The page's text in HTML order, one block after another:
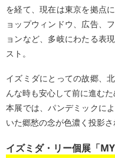
を経て、現在は東京を拠点
ョップウィンドウ、広告、
ョンなど、多岐にわたる表
スト。
イズミダにとっての故郷、
んな時も安心して前に進む
本展では、パンデミックに
いた郷愁の念が色濃く投影さ
イズミダ・リー個展「